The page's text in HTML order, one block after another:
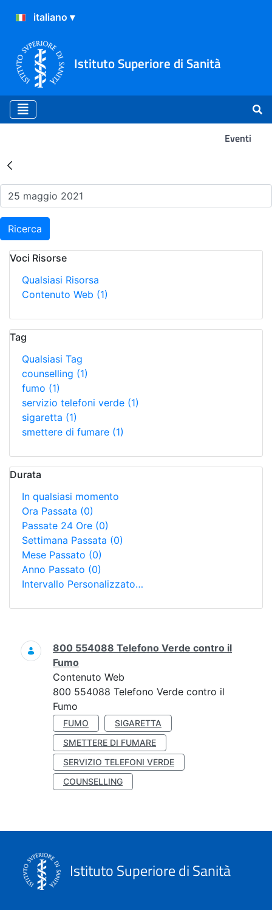
Istituto Superiore di Sanità
Eventi
Risultati della Ricerca -
Ricerca
Voci Risorse
Qualsiasi Risorsa
Contenuto Web (1)
Tag
Qualsiasi Tag
counselling (1)
fumo (1)
servizio telefoni verde (1)
sigaretta (1)
smettere di fumare (1)
Durata
In qualsiasi momento
Ora Passata (0)
Passate 24 Ore (0)
Settimana Passata (0)
Mese Passato (0)
Anno Passato (0)
Intervallo Personalizzato…
Ricerca
800 554088 Telefono Verde contro il
Fumo
Contenuto Web
800 554088 Telefono Verde contro il
Fumo
FUMO
SIGARETTA
SMETTERE DI FUMARE
SERVIZIO TELEFONI VERDE
COUNSELLING
Istituto Superiore di Sanità